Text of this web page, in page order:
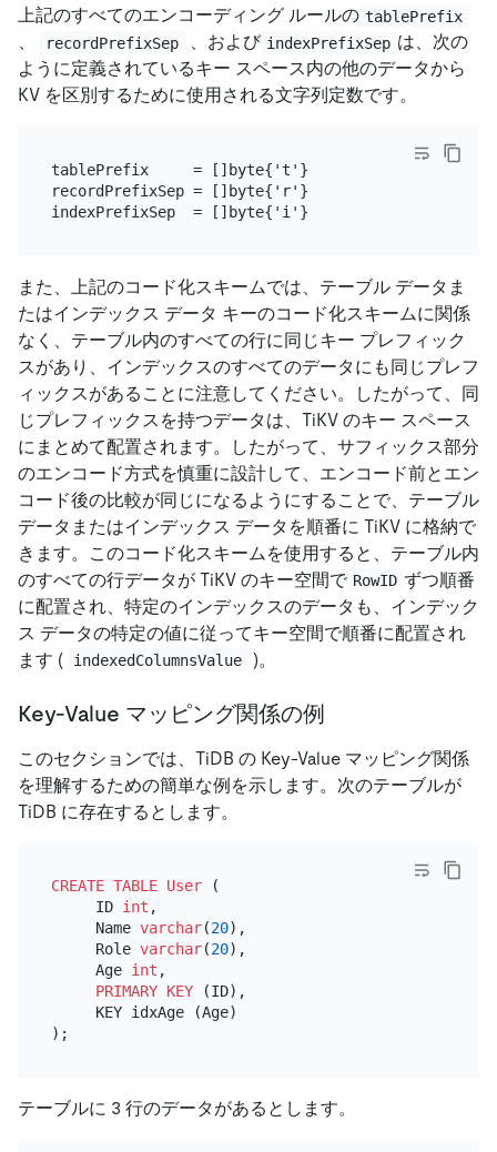
上記のすべてのエンコーディング ルールの tablePrefix
、 recordPrefixSep 、および indexPrefixSep は、次の
ように定義されているキー スペース内の他のデータから
KV を区別するために使用される文字列定数です。
tablePrefix     = []byte{'t'}
recordPrefixSep = []byte{'r'}
また、上記のコード化スキームでは、テーブル データま
たはインデックス データ キーのコード化スキームに関係
なく、テーブル内のすべての行に同じキー プレフィック
スがあり、インデックスのすべてのデータにも同じプレフ
ィックスがあることに注意してください。したがって、同
じプレフィックスを持つデータは、TiKV のキー スペース
にまとめて配置されます。したがって、サフィックス部分
のエンコード方式を慎重に設計して、エンコード前とエン
コード後の比較が同じになるようにすることで、テーブル
データまたはインデックス データを順番に TiKV に格納で
きます。このコード化スキームを使用すると、テーブル内
のすべての行データが TiKV のキー空間で RowID ずつ順番
に配置され、特定のインデックスのデータも、インデック
ス データの特定の値に従ってキー空間で順番に配置され
ます (
indexedColumnsValue )。
Key-Value マッピング関係の例
このセクションでは、TiDB の Key-Value マッピング関係
を理解するための簡単な例を示します。次のテーブルが
TiDB に存在するとします。
CREATE TABLE User (
     ID
int ,
     Name
varchar(20),
     Role
varchar(20),
     Age
int ,
PRIMARY KEY (ID),
     KEY idxAge (Age)
テーブルに 3 行のデータがあるとします。